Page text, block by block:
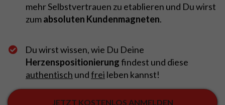
mehr Selbstvertrauen zu etablieren und Du wirst
zumabsoluten Kundenmagneten.
Du wirst wissen, wie Du Deine
Herzenspositionierungfindest und diese
authentisch undfrei leben kannst!
JETZT KOSTENLOS ANMELDEN